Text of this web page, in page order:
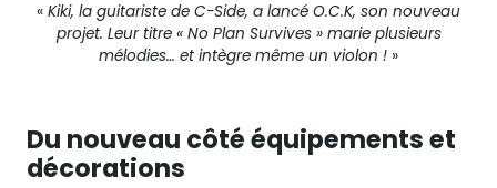
« Kiki, la guitariste de C-Side, a lancé O.C.K, son nouveau
projet. Leur titre « No Plan Survives » marie plusieurs
mélodies… et intègre même un violon ! »
Du nouveau côté équipements et
décorations